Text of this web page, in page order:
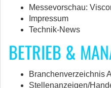
Messevorschau:
Impressum
Technik-News
BETRIEB &
Branchenverzeichnis
Stellenanzeigen/